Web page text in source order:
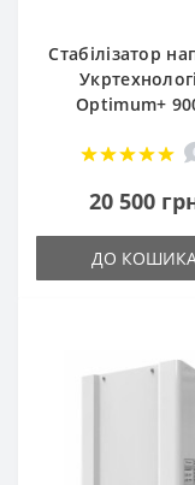
Стабілізатор
Optimum+
20 500
ДО